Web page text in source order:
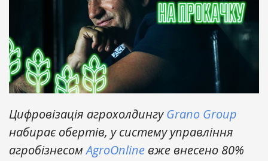
Цифровізація агрохолдингуGrano Group
набирає обертів, у систему управління
агробізнесомAgroOnline вже внесено 80%